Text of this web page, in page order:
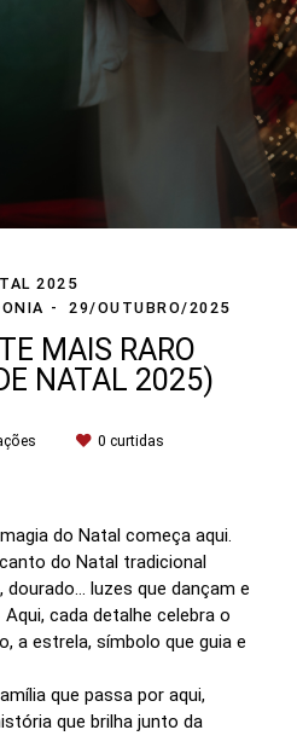
2025
29/OUTUBRO/2025
MAIS RARO
NATAL 2025)
0 curtidas
do Natal começa aqui.
do Natal tradicional
dourado… luzes que dançam e
cada detalhe celebra o
a estrela, símbolo que guia e
que passa por aqui,
que brilha junto da